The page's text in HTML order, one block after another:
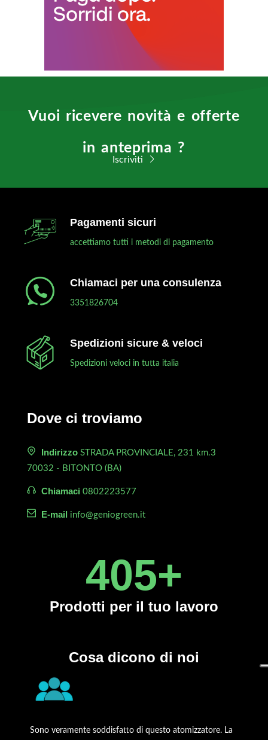
Vuoi ricevere novità e offerte
in anteprima ?
Iscriviti
Pagamenti sicuri
accettiamo tutti i metodi di pagamento
Chiamaci per una consulenza
3351826704
Spedizioni sicure & veloci
Spedizioni veloci in tutta italia
Dove ci troviamo
Indirizzo STRADA PROVINCIALE, 231 km.3
70032 - BITONTO (BA)
Chiamaci 0802223577
E-mail info@geniogreen.it
450+
Prodotti per il tuo lavoro
Cosa dicono di noi
Sono veramente soddisfatto di questo atomizzatore. La